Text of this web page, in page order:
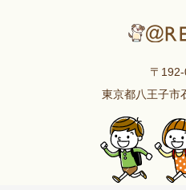
〒
東京都八王子市